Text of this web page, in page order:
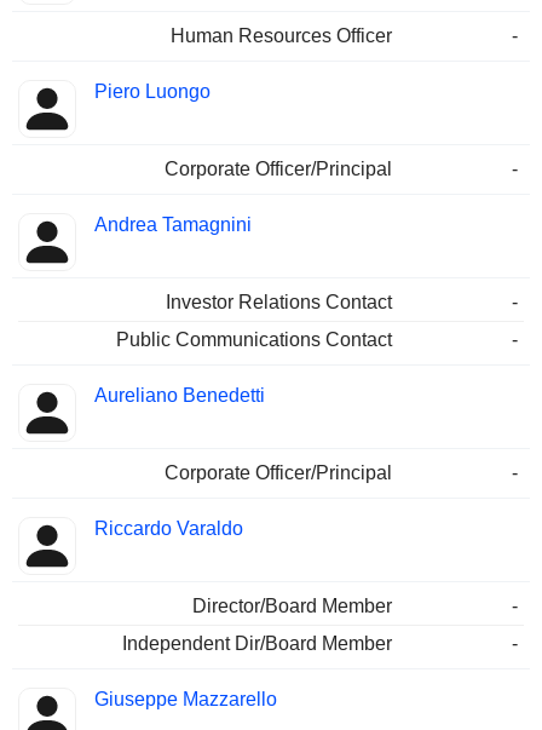
Human Resources Officer -
Piero Luongo
Corporate Officer/Principal -
Andrea Tamagnini
Investor Relations Contact
-
Public Communications Contact
-
Aureliano Benedetti
Corporate Officer/Principal -
Riccardo Varaldo
Director/Board Member
-
Independent Dir/Board Member
-
Giuseppe Mazzarello